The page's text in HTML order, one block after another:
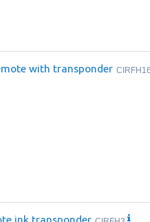
with transponder
ink transponder